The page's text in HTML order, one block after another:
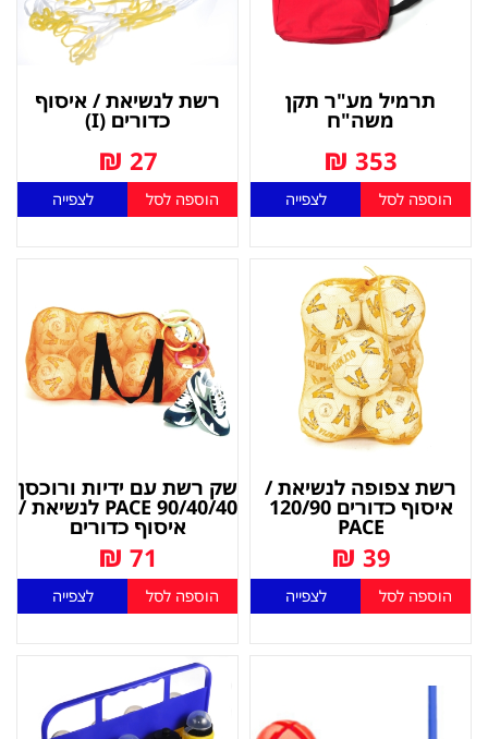
תרמיל מע"ר תקן
משה"ח
353
₪
הוספה לסל לצפייה
רשת לנשיאת / איסוף
כדורים (I)
27
₪
הוספה לסל לצפייה
רשת צפופה לנשיאת /
איסוף כדורים 120/90
PACE
39
₪
הוספה לסל לצפייה
שק רשת עם ידיות ורוכסן
90/40/40 PACE לנשיאת /
איסוף כדורים
71
₪
הוספה לסל לצפייה